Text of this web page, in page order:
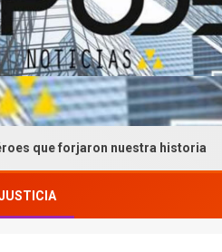
nuestra historia